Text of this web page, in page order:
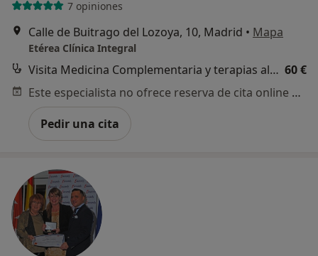
7 opiniones
Calle de Buitrago del Lozoya, 10, Madrid • Mapa
Etérea Clínica Integral
Visita Medicina Complementaria y terapias alternativas 60 €
Este especialista no ofrece reserva de cita online en esta dirección.
Pedir una cita